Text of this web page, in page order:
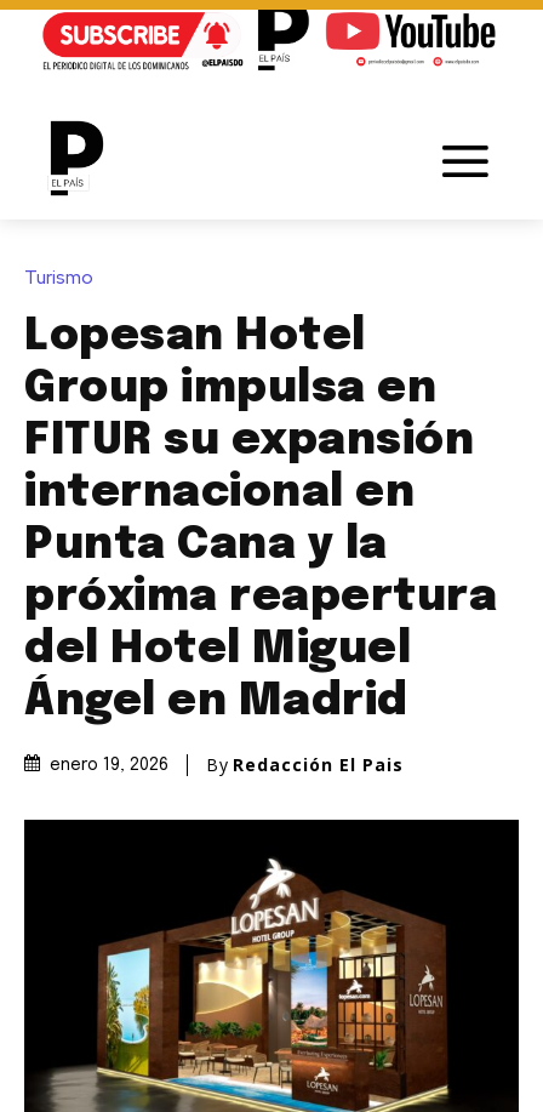
Turismo
Lopesan Hotel
Group impulsa en
FITUR su expansión
internacional en
Punta Cana y la
próxima reapertura
del Hotel Miguel
Ángel en Madrid
enero 19, 2026 By Redacción El Pais